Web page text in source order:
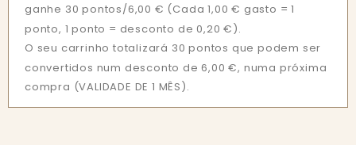
ganhe 30 pontos/6,00 € (Cada 1,00 € gasto = 1
ponto, 1 ponto = desconto de 0,20 €).
O seu carrinho totalizará 30 pontos que podem ser
convertidos num desconto de 6,00 €, numa próxima
compra (VALIDADE DE 1 MÊS).